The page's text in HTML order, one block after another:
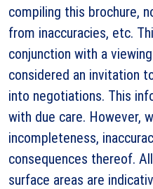
compiling this brochure,
from inaccuracies, etc.
conjunction with a
considered an invitation
into negotiations. This
with due care. However,
incompleteness,
consequences thereof.
surface areas are